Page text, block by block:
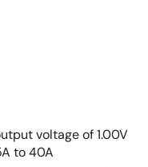
voltage of 1.00V
to 40A